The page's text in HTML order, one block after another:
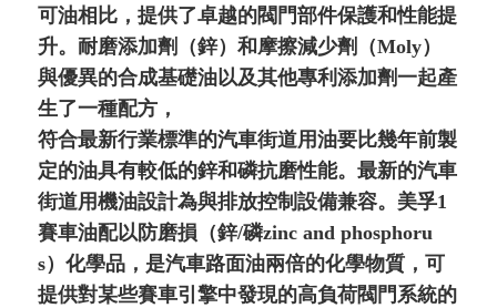
可油相比，提供了卓越的閥門部件保護和性能提
升。耐磨添加劑（鋅）和摩擦減少劑（Moly）
與優異的合成基礎油以及其他專利添加劑一起產
生了一種配方，
符合最新行業標準的汽車街道用油要比幾年前製
定的油具有較低的鋅和磷抗磨性能。最新的汽車
街道用機油設計為與排放控制設備兼容。美孚1
賽車油配以防磨損（鋅/磷zinc and phosphoru
s）化學品，是汽車路面油兩倍的化學物質，可
提供對某些賽車引擎中發現的高負荷閥門系統的